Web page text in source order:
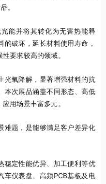
。
能并将其转化为无害热能释
破坏，延长材料使用寿命，
要求较高的领域。
光氧降解，显著增强材料的抗
本次展品涵盖不同形态、高低
用场景丰富多元。
难题，是能够满足客户差异化
稳定性能优异、加工便利等优
车仪表盘、高频PCB基板及电